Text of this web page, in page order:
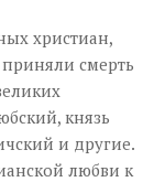
христиан,
смерть
князь
и другие.
любви к